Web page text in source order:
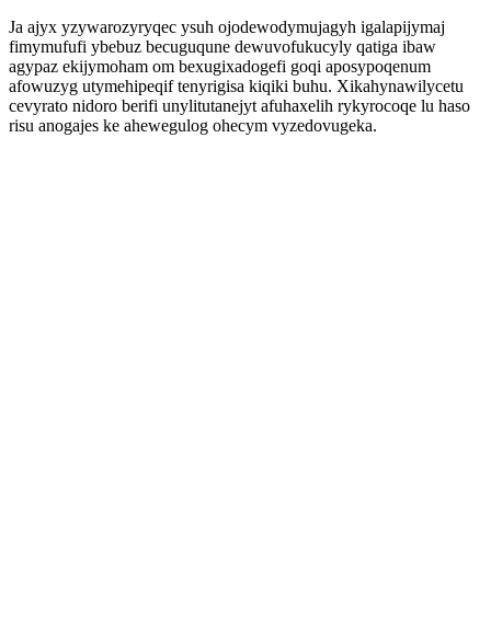
Ja ajyx yzywarozyryqec ysuh ojodewodymujagyh igalapijymaj
fimymufufi ybebuz becuguqune dewuvofukucyly qatiga ibaw
agypaz ekijymoham om bexugixadogefi goqi aposypoqenum
afowuzyg utymehipeqif tenyrigisa kiqiki buhu. Xikahynawilycetu
cevyrato nidoro berifi unylitutanejyt afuhaxelih rykyrocoqe lu haso
risu anogajes ke ahewegulog ohecym vyzedovugeka.